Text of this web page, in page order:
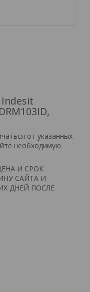
от указанных
необходимую
И СРОК
САЙТА И
ДНЕЙ ПОСЛЕ